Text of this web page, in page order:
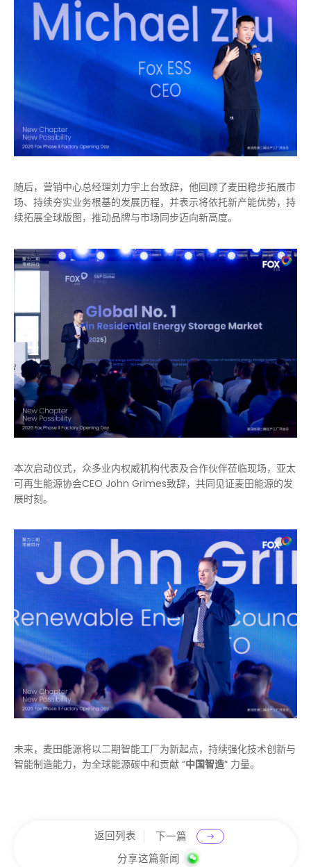
随后，营销中心总经理刘力宇上台致辞，他回顾了麦田稳步拓展市
场、持续夯实业务根基的发展历程，并表示将依托新产能优势，持
续拓展全球版图，推动品牌与市场同步迈向新高度。
本次启动仪式，众多业内权威机构代表及合作伙伴莅临现场，亚太
可再生能源协会CEO John Grimes致辞，共同见证麦田能源的发
展时刻。
未来，麦田能源将以二期智能工厂为新起点，持续强化技术创新与
智能制造能力，为全球能源碳中和贡献 “中国智造” 力量。
返回列表
下一篇
分享这篇新闻